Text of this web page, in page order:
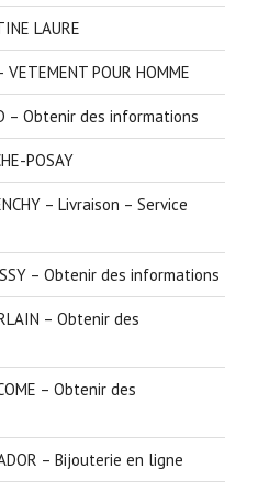
LAURE
POUR HOMME
– Obtenir des informations
POSAY
– Livraison – Service
– Obtenir des informations
– Obtenir des
– Obtenir des
– Bijouterie en ligne